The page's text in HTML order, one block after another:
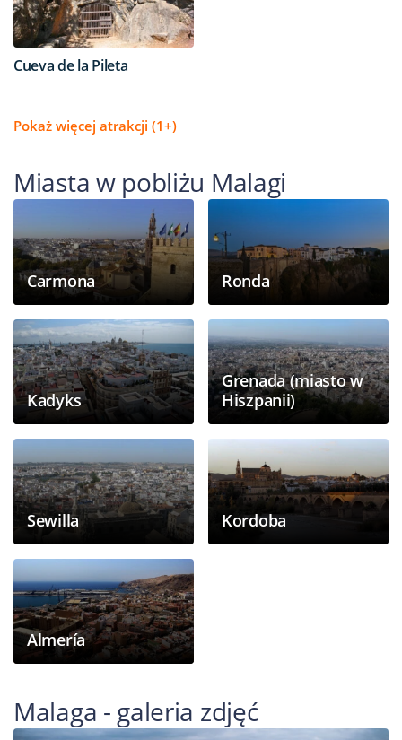
Cueva de la Pileta
Pokaż więcej atrakcji (1+)
Miasta w pobliżu Malagi
Carmona Ronda
Kadyks
Grenada (miasto w
Hiszpanii)
Sewilla Kordoba
Almería
Malaga - galeria zdjęć